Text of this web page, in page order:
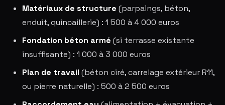
Matériaux de structure (parpaings, béton,
enduit, quincaillerie) : 1 500 à 4 000 euros
Fondation béton armé (si terrasse existante
insuffisante) : 1 000 à 3 000 euros
Plan de travail (béton ciré, carrelage extérieur R11,
ou pierre naturelle) : 500 à 2 500 euros